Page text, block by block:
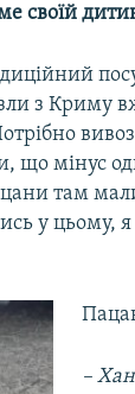
своїй
з Криму
мінус
там
у цьому,
–